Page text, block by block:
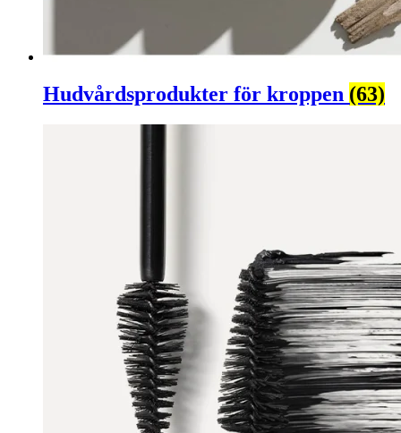
Hudvårdsprodukter för kroppen (63)